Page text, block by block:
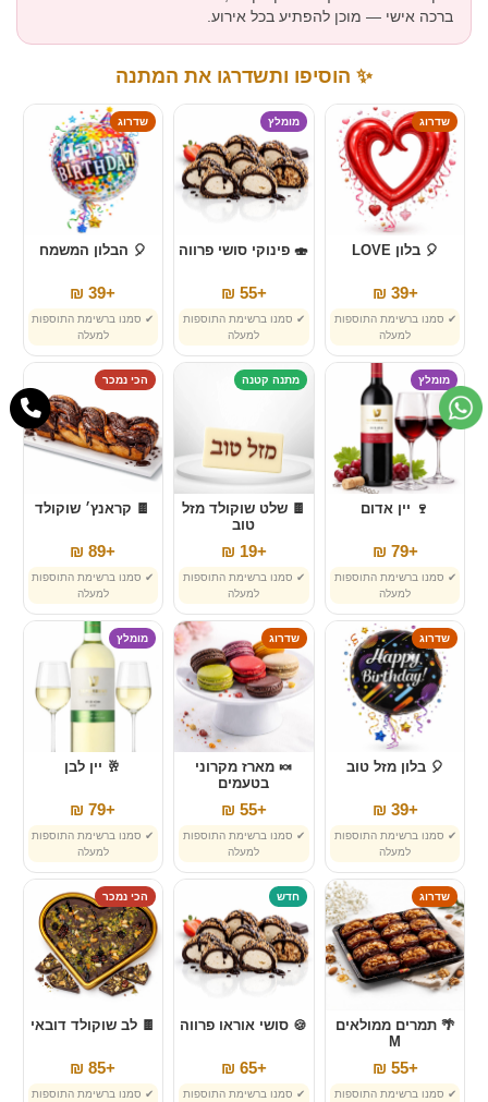
ברכה אישי — מוכן להפתיע בכל אירוע.
✨ הוסיפו ותשדרגו את המתנה
שדרוג
🎈 בלון LOVE
+39 ₪
✔ סמנו ברשימת התוספות
למעלה
מומלץ
🍣 פינוקי סושי פרווה
+55 ₪
✔ סמנו ברשימת התוספות
למעלה
שדרוג
🎈 הבלון המשמח
+39 ₪
✔ סמנו ברשימת התוספות
למעלה
מומלץ
🍷 יין אדום
+79 ₪
✔ סמנו ברשימת התוספות
למעלה
מתנה קטנה
🍫 שלט שוקולד מזל
טוב
+19 ₪
✔ סמנו ברשימת התוספות
למעלה
הכי נמכר
🍫 קראנץ׳ שוקולד
+89 ₪
✔ סמנו ברשימת התוספות
למעלה
שדרוג
🎈 בלון מזל טוב
+39 ₪
✔ סמנו ברשימת התוספות
למעלה
שדרוג
🍬 מארז מקרוני
בטעמים
+55 ₪
✔ סמנו ברשימת התוספות
למעלה
מומלץ
🥂 יין לבן
+79 ₪
✔ סמנו ברשימת התוספות
למעלה
שדרוג
🌴 תמרים ממולאים
M
+55 ₪
✔ סמנו ברשימת התוספות
חדש
🍪 סושי אוראו פרווה
+65 ₪
✔ סמנו ברשימת התוספות
הכי נמכר
🍫 לב שוקולד דובאי
+85 ₪
✔ סמנו ברשימת התוספות